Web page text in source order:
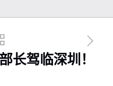
长驾临深圳！